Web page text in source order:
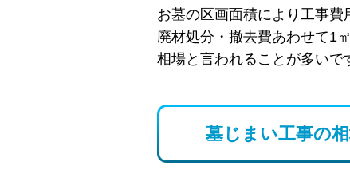
お墓の区画面積により工事
廃材処分・撤去費あわせて1
相場と言われることが多いで
墓じまい工事の